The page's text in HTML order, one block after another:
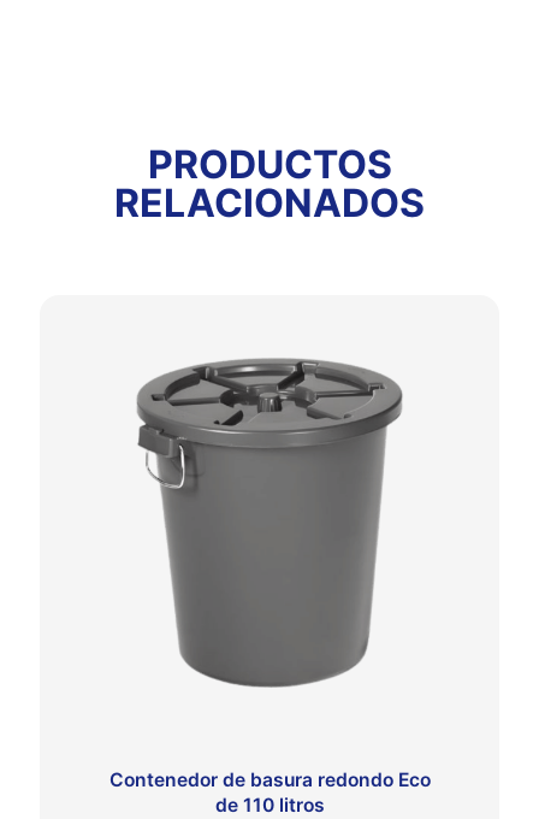
PRODUCTOS
RELACIONADOS
Contenedor de basura redondo Eco
de 110 litros